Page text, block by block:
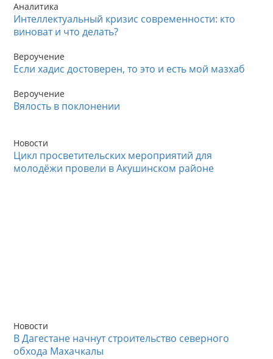
Аналитика
Интеллектуальный кризис современности: кто
виноват и что делать?
Вероучение
Если хадис достоверен, то это и есть мой мазхаб
Вероучение
Вялость в поклонении
Новости
Цикл просветительских мероприятий для
молодёжи провели в Акушинском районе
Новости
В Дагестане начнут строительство северного
обхода Махачкалы